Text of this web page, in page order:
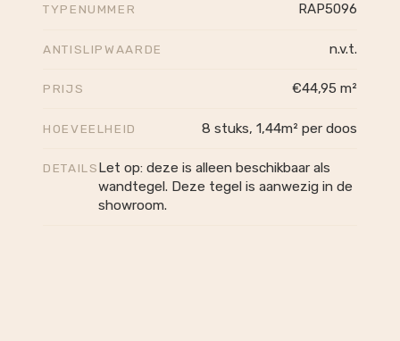
TYPENUMMER RAP5096
ANTISLIPWAARDE n.v.t.
PRIJS €44,95 m²
HOEVEELHEID 8 stuks, 1,44m² per doos
DETAILSLet op: deze is alleen beschikbaar als
wandtegel. Deze tegel is aanwezig in de
showroom.